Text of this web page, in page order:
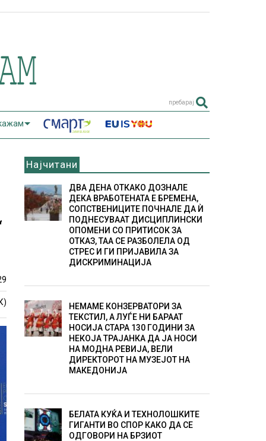
пребарај
Најчитани
ДВА ДЕНА ОТКАКО ДОЗНАЛЕ
ДЕКА ВРАБОТЕНАТА Е БРЕМЕНА,
СОПСТВЕНИЦИТЕ ПОЧНАЛЕ ДА Ѝ
ПОДНЕСУВААТ ДИСЦИПЛИНСКИ
ОПОМЕНИ СО ПРИТИСОК ЗА
ОТКАЗ, ТАА СЕ РАЗБОЛЕЛА ОД
СТРЕС И ГИ ПРИЈАВИЛА ЗА
ДИСКРИМИНАЦИЈА
НЕМАМЕ КОНЗЕРВАТОРИ ЗА
ТЕКСТИЛ, А ЛУЃЕ НИ БАРААТ
НОСИЈА СТАРА 130 ГОДИНИ ЗА
НЕКОЈА ТРАЈАНКА ДА ЈА НОСИ
НА МОДНА РЕВИЈА, ВЕЛИ
ДИРЕКТОРОТ НА МУЗЕЈОТ НА
МАКЕДОНИЈА
БЕЛАТА КУЌА И ТЕХНОЛОШКИТЕ
ГИГАНТИ ВО СПОР КАКО ДА СЕ
ОДГОВОРИ НА БРЗИОТ